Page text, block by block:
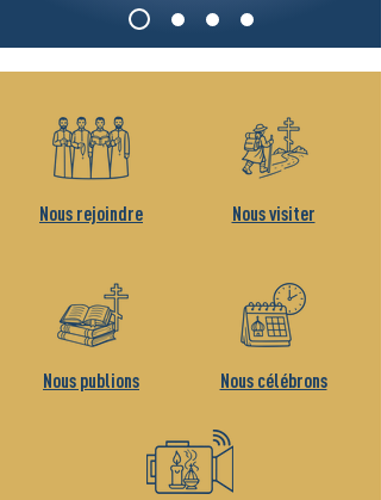
Nous rejoindre
Nous publions
Nous visiter
Nous célébrons